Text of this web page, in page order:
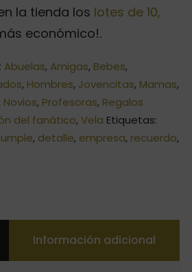
la tienda los lotes de 10,
económico!.
Abuelas, Amigas, Bebes,
, Hombres, Jovencitas, Mamas,
Novios, Profesoras, Regalos
del fanático, Vela Etiquetas:
, detalle, empresa, recuerdo,
Información adicional